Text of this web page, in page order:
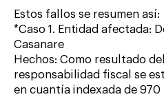
Estos fallos se resumen así:
*Caso 1. Entidad afectada:
Casanare
Hechos: Como resultado
responsabilidad fiscal se
en cuantía indexada de 970